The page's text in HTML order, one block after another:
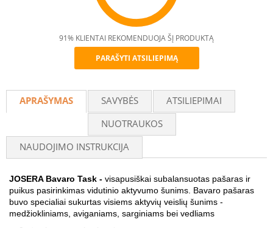
Recommend
91% KLIENTAI REKOMENDUOJA ŠĮ PRODUKTĄ
PARAŠYTI ATSILIEPIMĄ
APRAŠYMAS SAVYBĖS
ATSILIEPIMAI
NUOTRAUKOS
NAUDOJIMO INSTRUKCIJA
JOSERA Bavaro Task - visapusiškai subalansuotas pašaras ir
puikus pasirinkimas vidutinio aktyvumo šunims. Bavaro pašaras
buvo specialiai sukurtas visiems aktyvių veislių šunims -
medžiokliniams, aviganiams, sarginiams bei vedliams